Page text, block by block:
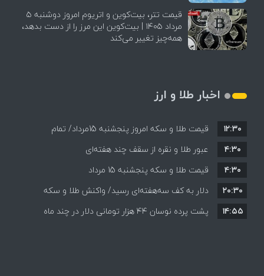
قیمت تتر، بیت‌کوین و اتریوم امروز دوشنبه ۵
مرداد ۱۴۰۵ | بیت‌کوین این مرز را از دست بدهد،
همه‌چیز تغییر می‌کند
اخبار طلا و ارز
قیمت طلا و سکه امروز پنجشنبه 15مرداد/ تمام
قیمت ها بر مدار افزایش + جدول
۱۲:۳۰
عبور طلا و نقره از سقف چند هفته‌ای
۴:۳۰
قیمت طلا و سکه پنجشنبه 15 مرداد
۴:۳۰
دلار به کف سه‌هفته‌ای رسید/ واکنش طلا و سکه
به بازگشایی تنگه هرمز
۲۰:۳۰
پشت پرده نوسان ۴۴ هزار تومانی دلار در چند ماه
۱۴:۵۵